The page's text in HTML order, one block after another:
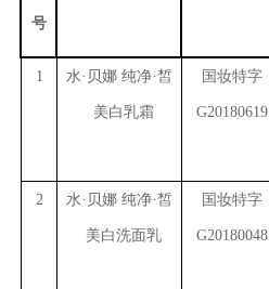
号
1 水·贝娜 纯净·皙
美白乳霜
国妆特字
G20180619
2 水·贝娜 纯净·皙
美白洗面乳
国妆特字
G20180048